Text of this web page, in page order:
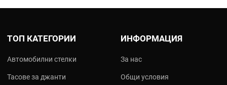
ТОП КАТЕГОРИИ
Автомобилни стелки
Тасове за джанти
ИНФОРМАЦИЯ
За нас
Общи условия